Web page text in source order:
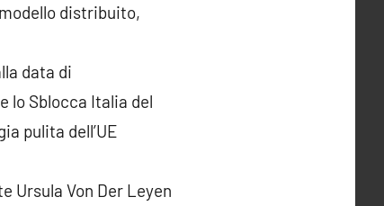
distribuito,
data di
lo Sblocca Italia del
pulita dell’UE
Ursula Von Der Leyen